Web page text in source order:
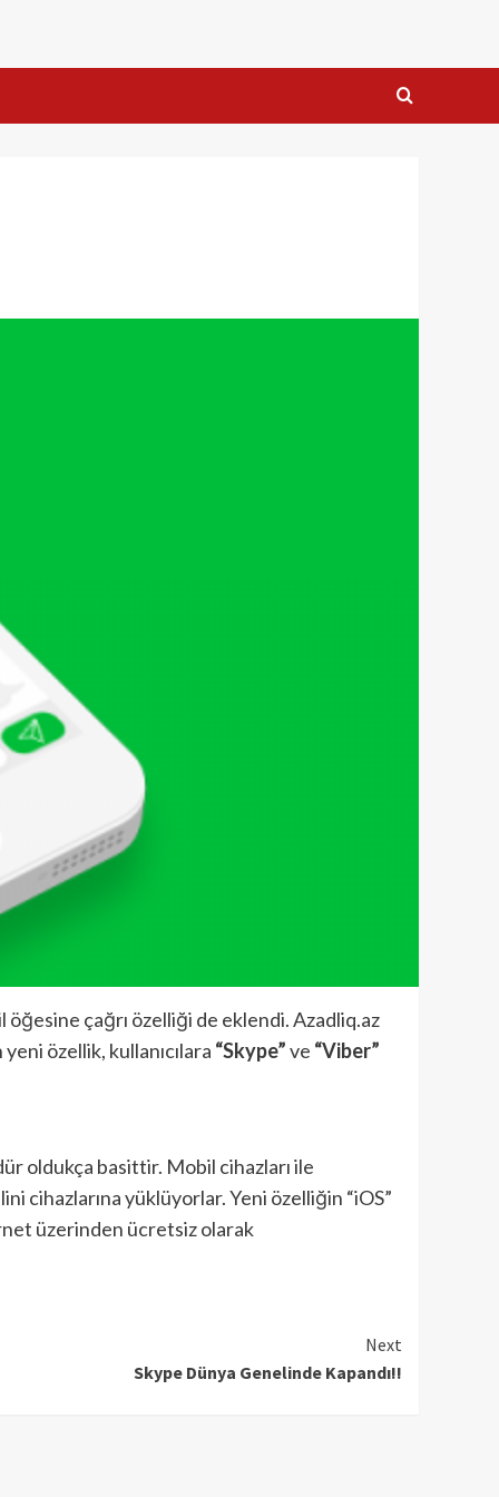
öğesine çağrı özelliği de eklendi. Azadliq.az
özellik, kullanıcılara “Skype”ve “Viber”
oldukça basittir. Mobil cihazları ile
cihazlarına yüklüyorlar. Yeni özelliğin “iOS”
üzerinden ücretsiz olarak
Next
Skype Dünya Genelinde Kapandı!!